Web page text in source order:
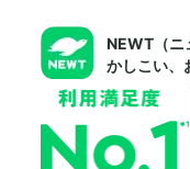
NEWT（ニ
かしこい、